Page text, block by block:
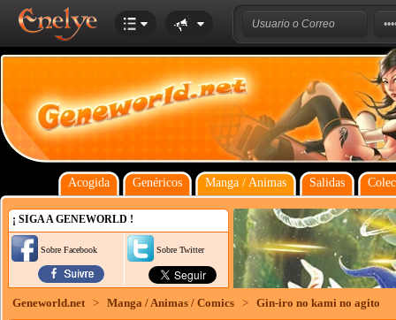
Acogida Genéricos Manga / Animas Salidas
¡ SIGA A GENEWORLD !
Sobre Facebook Sobre Twitter
Geneworld.net > Manga / Animas / Comics > Gin-iro no kami no agito